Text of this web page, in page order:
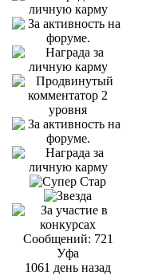
Сообщений: 721
Уфа
1061 день назад